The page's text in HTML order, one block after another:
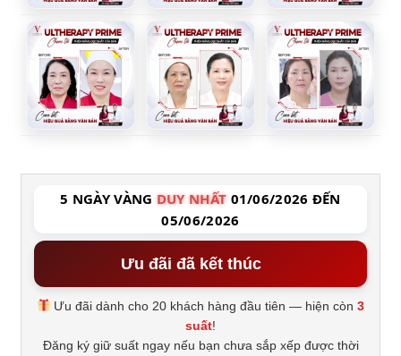
5 NGÀY VÀNG DUY NHẤT 01/06/2026 ĐẾN
05/06/2026
Ưu đãi đã kết thúc
Ưu đãi dành cho 20 khách hàng đầu tiên — hiện còn3
suất!
Đăng ký giữ suất ngay nếu bạn chưa sắp xếp được thời